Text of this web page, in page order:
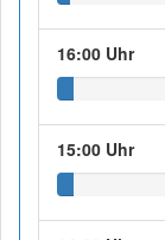
16:00 Uhr
15:00 Uhr